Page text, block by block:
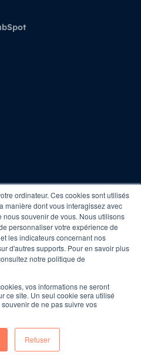
ordinateur. Ces cookies sont utilisés
manière dont vous interagissez avec
souvenir de vous. Nous utilisons
personnaliser votre expérience de
les indicateurs concernant nos
d'autres supports. Pour en savoir plus
notre politique de
vos informations ne seront
ce site. Un seul cookie sera utilisé
de ne pas suivre vos
Refuser
rights Reserved